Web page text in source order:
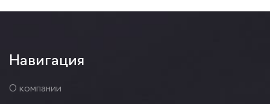
Навигация
О компании